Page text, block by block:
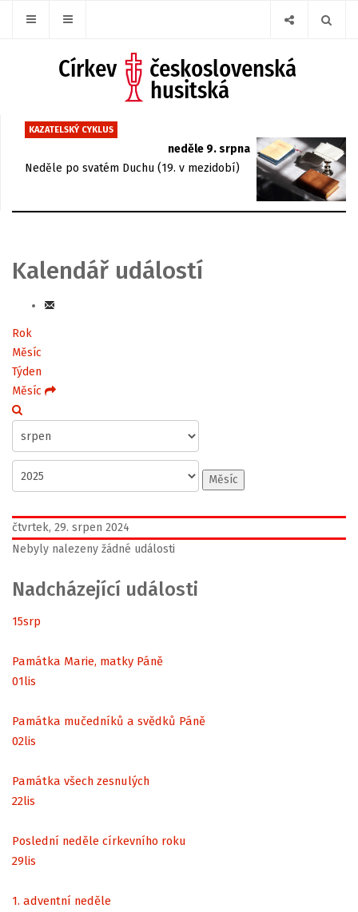
KAZATELSKÝ CYKLUS
neděle 9. srpna
Neděle po svatém Duchu (19. v mezidobí)
Kalendář událostí
Rok
Měsíc
Týden
Měsíc
Měsíc
čtvrtek, 29. srpen 2024
Nebyly nalezeny žádné události
Nadcházející události
15srp
Památka Marie, matky Páně
01lis
Památka mučedníků a svědků Páně
02lis
Památka všech zesnulých
22lis
Poslední neděle církevního roku
29lis
1. adventní neděle